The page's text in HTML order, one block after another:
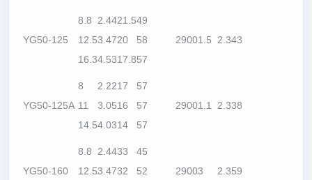
YG50-125
8.8
12.5
16.3
2.44
3.47
4.53
21.5
20
17.8
49
58
57
29001.5 2.343
YG50-125A
8
11
14.5
2.22
3.05
4.03
17
16
14
57
57
57
29001.1 2.338
YG50-160
8.8
12.5
2.44
3.47
33
32
45
52
29003 2.359